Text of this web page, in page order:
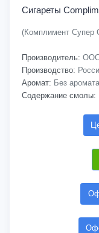
Сигареты
(Комплимент Супер
Производитель: ООО
Производство:
Аромат: Без аромата
Содержание смолы: